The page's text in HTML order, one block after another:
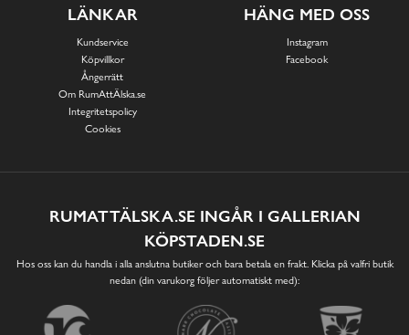
LÄNKAR
Kundservice
Köpvillkor
Ångerrätt
Om RumAttÄlska.se
Integritetspolicy
Cookies
HÄNG MED OSS
Instagram
Facebook
RUMATTÄLSKA.SE INGÅR I GALLERIAN
KÖPSTADEN.SE
Hos oss kan du handla i alla anslutna butiker och bara betala en frakt. Klicka på valfri butik
nedan (din varukorg följer automatiskt med):